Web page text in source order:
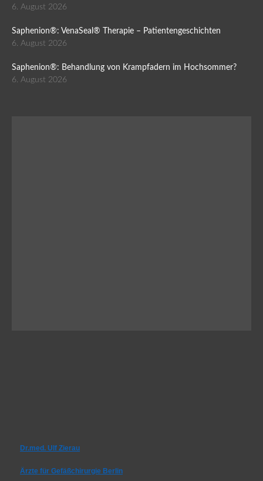
6. August 2026
Saphenion®: VenaSeal® Therapie – Patientengeschichten
6. August 2026
Saphenion®: Behandlung von Krampfadern im Hochsommer?
6. August 2026
Dr.med. Ulf Zierau
Ärzte für Gefäßchirurgie Berlin